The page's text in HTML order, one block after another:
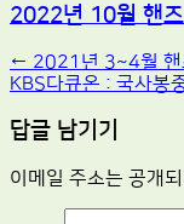
2022년 10월 핸
Post
navigation
← 2021년 3~4월 핸
KBS다큐온 : 국사봉
답글 남기기
이메일 주소는 공개